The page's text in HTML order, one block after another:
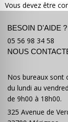
Vous devez être
BESOIN D'AIDE ?
05 56 98 34 58
NOUS
Nos bureaux sont
du lundi au
de 9h00 à 18h00.
325 Avenue de